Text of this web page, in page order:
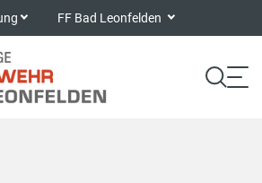
FF Bad Leonfelden